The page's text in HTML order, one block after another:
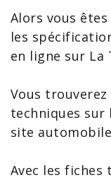
Alors vous
les
en ligne sur La
Vous
techniques sur
site
Avec lesfiches